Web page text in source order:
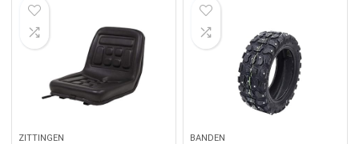
ZITTINGEN BANDEN